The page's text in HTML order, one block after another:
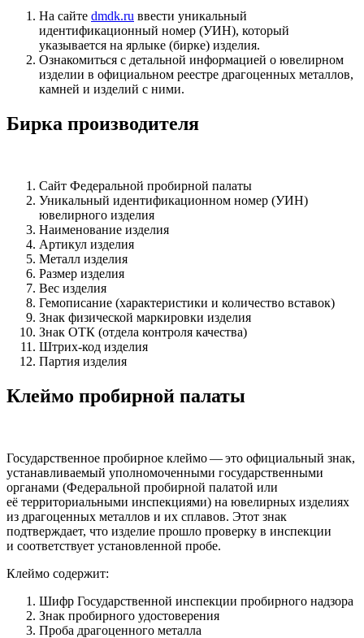
На сайте dmdk.ru ввести уникальный
идентификационный номер (УИН), который
указывается на ярлыке (бирке) изделия.
Ознакомиться с детальной информацией о ювелирном
изделии в официальном реестре драгоценных металлов,
камней и изделий с ними.
Бирка производителя
Сайт Федеральной пробирной палаты
Уникальный идентификационном номер (УИН)
ювелирного изделия
Наименование изделия
Артикул изделия
Металл изделия
Размер изделия
Вес изделия
Гемописание (характеристики и количество вставок)
Знак физической маркировки изделия
Знак ОТК (отдела контроля качества)
Штрих-код изделия
Партия изделия
Клеймо пробирной палаты
Государственное пробирное клеймо — это официальный знак,
устанавливаемый уполномоченными государственными
органами (Федеральной пробирной палатой или
её территориальными инспекциями) на ювелирных изделиях
из драгоценных металлов и их сплавов. Этот знак
подтверждает, что изделие прошло проверку в инспекции
и соответствует установленной пробе.
Клеймо содержит:
Шифр Государственной инспекции пробирного надзора
Знак пробирного удостоверения
Проба драгоценного металла